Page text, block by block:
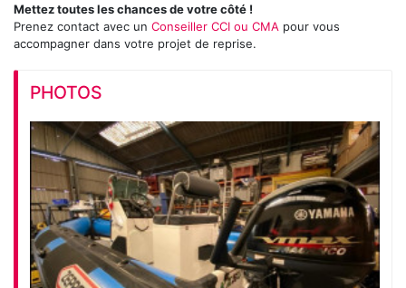
Mettez toutes les chances de votre côté !
Prenez contact avec un Conseiller CCI ou CMA pour vous
accompagner dans votre projet de reprise.
PHOTOS